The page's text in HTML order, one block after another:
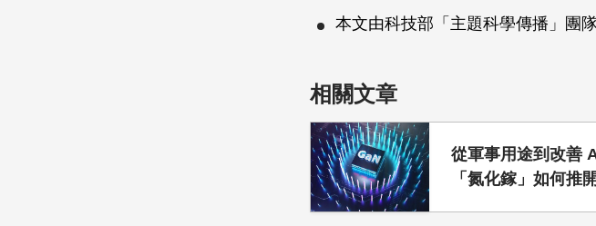
本文由科技部「主題科學傳播」團
相關文章
從軍事用途到改善
「氮化鎵」如何推